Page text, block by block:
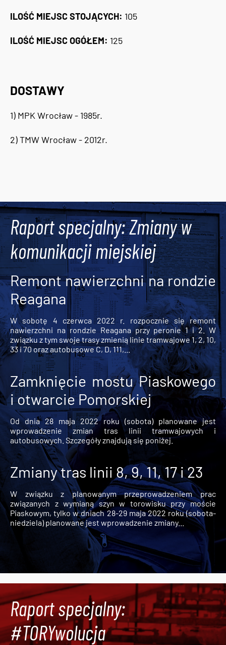
ILOŚĆ MIEJSC STOJĄCYCH: 105
ILOŚĆ MIEJSC OGÓŁEM: 125
DOSTAWY
1) MPK Wrocław - 1985r.
2) TMW Wrocław - 2012r.
Raport specjalny: Zmiany w
komunikacji miejskiej
Remont nawierzchni na rondzie
Reagana
W sobotę 4 czerwca 2022 r. rozpocznie się remont
nawierzchni na rondzie Reagana przy peronie 1 i 2. W
związku z tym swoje trasy zmienią linie tramwajowe 1, 2, 10,
33 i 70 oraz autobusowe C, D, 111,...
Zamknięcie mostu Piaskowego
i otwarcie Pomorskiej
Od dnia 28 maja 2022 roku (sobota) planowane jest
wprowadzenie zmian tras linii tramwajowych i
autobusowych. Szczegóły znajdują się poniżej.
Zmiany tras linii 8, 9, 11, 17 i 23
W związku z planowanym przeprowadzeniem prac
związanych z wymianą szyn w torowisku przy moście
Piaskowym, tylko w dniach 28-29 maja 2022 roku (sobota-
niedziela) planowane jest wprowadzenie zmiany...
Raport specjalny:
#TORYwolucja